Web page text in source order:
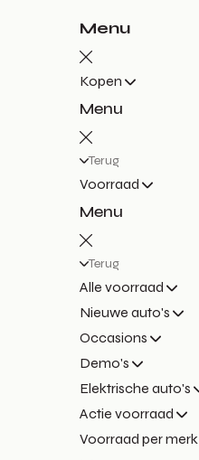
Menu
Kopen
Menu
Terug
Voorraad
Menu
Terug
Alle voorraad
Nieuwe auto's
Occasions
Demo's
Elektrische auto's
Actie voorraad
Voorraad per merk